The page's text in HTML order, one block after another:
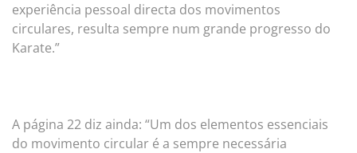
experiência pessoal directa dos movimentos
circulares, resulta sempre num grande progresso do
Karate.”
A página 22 diz ainda: “Um dos elementos essenciais
do movimento circular é a sempre necessária